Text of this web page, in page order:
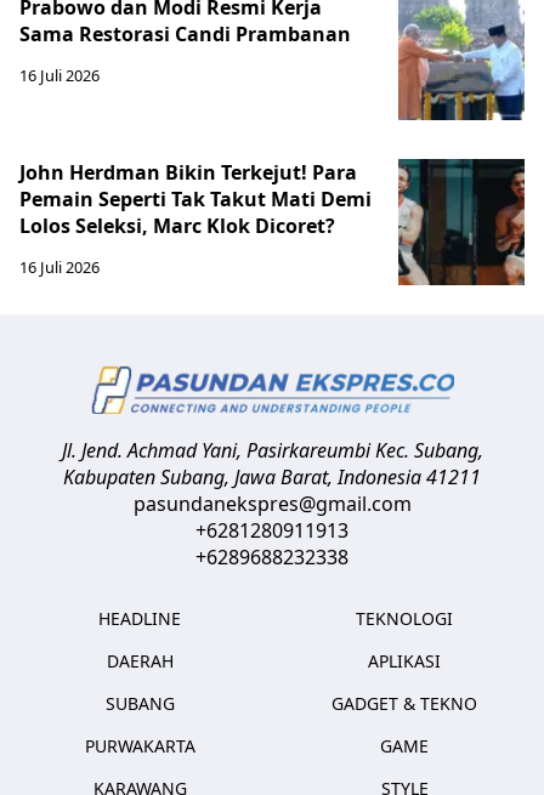
Prabowo dan Modi Resmi Kerja
Sama Restorasi Candi Prambanan
16 Juli 2026
John Herdman Bikin Terkejut! Para
Pemain Seperti Tak Takut Mati Demi
Lolos Seleksi, Marc Klok Dicoret?
16 Juli 2026
Jl. Jend. Achmad Yani, Pasirkareumbi Kec. Subang,
Kabupaten Subang, Jawa Barat,Indonesia41211
pasundanekspres@gmail.com
+6281280911913
+6289688232338
HEADLINE
DAERAH
SUBANG
PURWAKARTA
KARAWANG
TEKNOLOGI
APLIKASI
GADGET & TEKNO
GAME
STYLE